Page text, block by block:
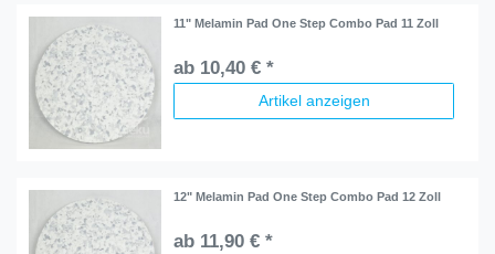
11" Melamin Pad One Step Combo Pad 11 Zoll
ab 10,40 € *
Artikel anzeigen
12" Melamin Pad One Step Combo Pad 12 Zoll
ab 11,90 € *